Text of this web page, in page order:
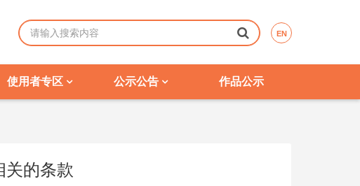
EN
使用者专区 公示公告 作品公示
的条款